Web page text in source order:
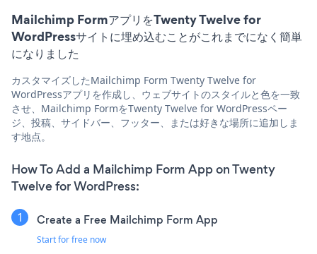
Mailchimp FormアプリをTwenty Twelve for
WordPressサイトに埋め込むことがこれまでになく簡単
になりました
カスタマイズしたMailchimp Form Twenty Twelve for
WordPressアプリを作成し、ウェブサイトのスタイルと色を一致
させ、Mailchimp FormをTwenty Twelve for WordPressペー
ジ、投稿、サイドバー、フッター、または好きな場所に追加しま
す地点。
How To Add a Mailchimp Form App on Twenty
Twelve for WordPress:
Create a Free Mailchimp Form App
Start for free now